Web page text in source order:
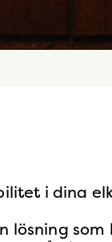
i dina